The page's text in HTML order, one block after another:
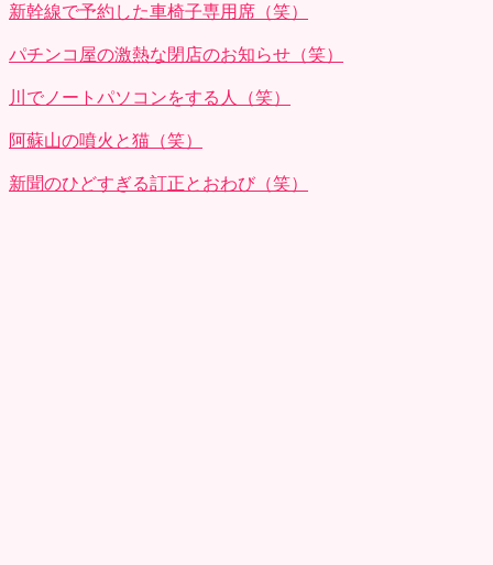
新幹線で予約した車椅子専用席（笑）
パチンコ屋の激熱な閉店のお知らせ（笑）
川でノートパソコンをする人（笑）
阿蘇山の噴火と猫（笑）
新聞のひどすぎる訂正とおわび（笑）